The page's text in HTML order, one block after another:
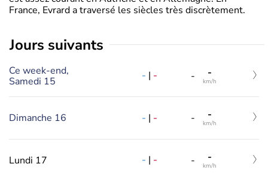
France, Evrard a traversé les siècles très discrètement.
jours suivants
Ce week-end,
Samedi 15
- | - - -
km/h
Dimanche 16 - | - - -
km/h
Lundi 17 - | - - -
km/h